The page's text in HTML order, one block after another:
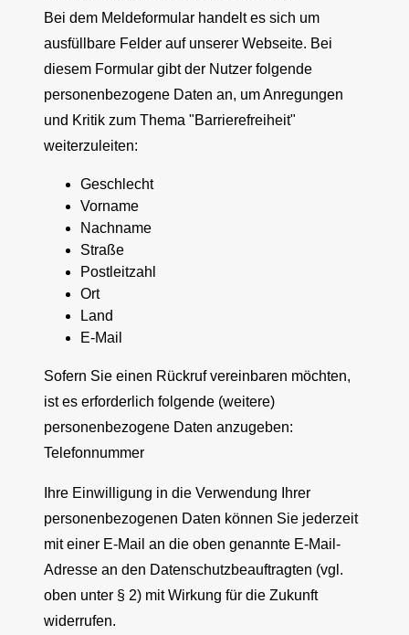
Bei dem Meldeformular handelt es sich um
ausfüllbare Felder auf unserer Webseite. Bei
diesem Formular gibt der Nutzer folgende
personenbezogene Daten an, um Anregungen
und Kritik zum Thema "Barrierefreiheit"
weiterzuleiten:
Geschlecht
Vorname
Nachname
Straße
Postleitzahl
Ort
Land
E-Mail
Sofern Sie einen Rückruf vereinbaren möchten,
ist es erforderlich folgende (weitere)
personenbezogene Daten anzugeben:
Telefonnummer
Ihre Einwilligung in die Verwendung Ihrer
personenbezogenen Daten können Sie jederzeit
mit einer E-Mail an die oben genannte E-Mail-
Adresse an den Datenschutzbeauftragten (vgl.
oben unter § 2) mit Wirkung für die Zukunft
widerrufen.